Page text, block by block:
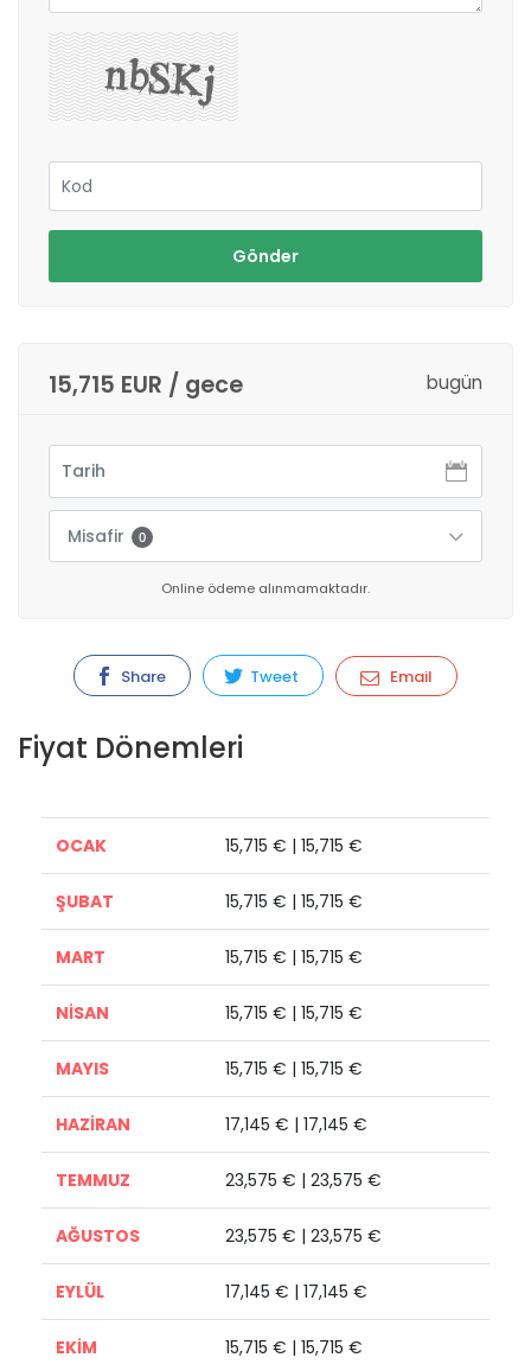
Gönder
15,715 EUR / gece bugün
Misafir 0
Online ödeme alınmamaktadır.
Share Tweet Email
Fiyat Dönemleri
OCAK 15,715 € | 15,715 €
ŞUBAT 15,715 € | 15,715 €
MART 15,715 € | 15,715 €
NİSAN 15,715 € | 15,715 €
MAYIS 15,715 € | 15,715 €
HAZİRAN 17,145 € | 17,145 €
TEMMUZ 23,575 € | 23,575 €
AĞUSTOS 23,575 € | 23,575 €
EYLÜL 17,145 € | 17,145 €
EKİM 15,715 € | 15,715 €